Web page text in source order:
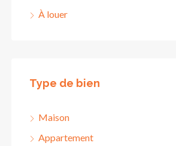
À louer
Type de bien
Maison
Appartement